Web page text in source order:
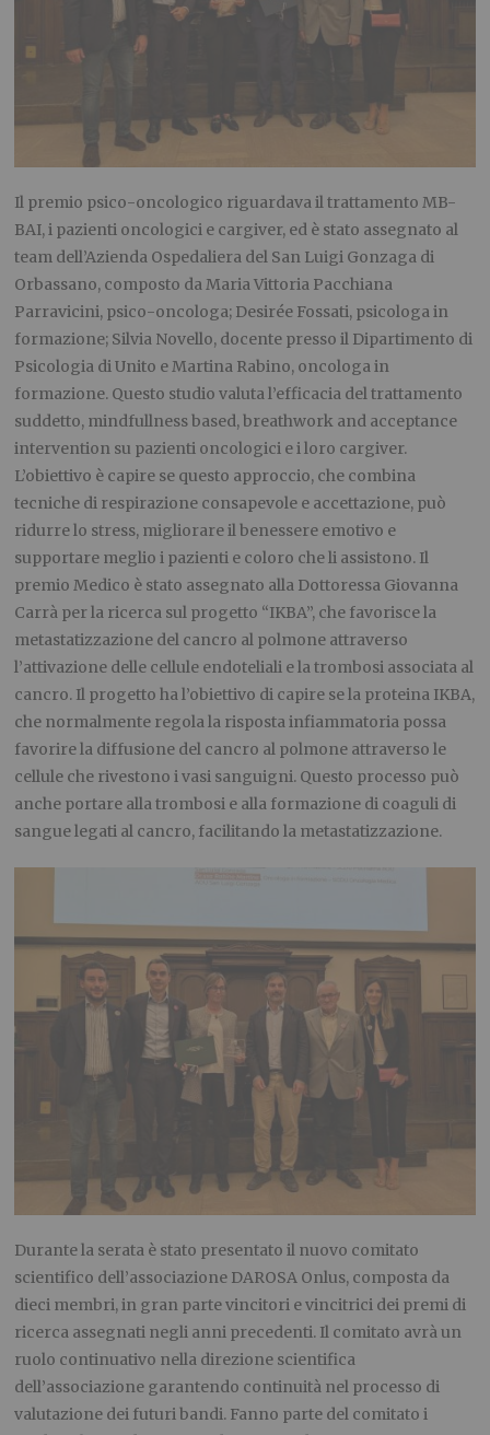
Il premio psico-oncologico riguardava il trattamento MB-
BAI, i pazienti oncologici e cargiver, ed è stato assegnato al
team dell’Azienda Ospedaliera del San Luigi Gonzaga di
Orbassano, composto da Maria Vittoria Pacchiana
Parravicini, psico-oncologa; Desirée Fossati, psicologa in
formazione; Silvia Novello, docente presso il Dipartimento di
Psicologia di Unito e Martina Rabino, oncologa in
formazione. Questo studio valuta l’efficacia del trattamento
suddetto, mindfullness based, breathwork and acceptance
intervention su pazienti oncologici e i loro cargiver.
L’obiettivo è capire se questo approccio, che combina
tecniche di respirazione consapevole e accettazione, può
ridurre lo stress, migliorare il benessere emotivo e
supportare meglio i pazienti e coloro che li assistono. Il
premio Medico è stato assegnato alla Dottoressa Giovanna
Carrà per la ricerca sul progetto “IKBA”, che favorisce la
metastatizzazione del cancro al polmone attraverso
l’attivazione delle cellule endoteliali e la trombosi associata al
cancro. Il progetto ha l’obiettivo di capire se la proteina IKBA,
che normalmente regola la risposta infiammatoria possa
favorire la diffusione del cancro al polmone attraverso le
cellule che rivestono i vasi sanguigni. Questo processo può
anche portare alla trombosi e alla formazione di coaguli di
sangue legati al cancro, facilitando la metastatizzazione.
Durante la serata è stato presentato il nuovo comitato
scientifico dell’associazione DAROSA Onlus, composta da
dieci membri, in gran parte vincitori e vincitrici dei premi di
ricerca assegnati negli anni precedenti. Il comitato avrà un
ruolo continuativo nella direzione scientifica
dell’associazione garantendo continuità nel processo di
valutazione dei futuri bandi. Fanno parte del comitato i